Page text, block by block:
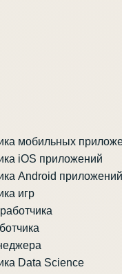
мобильных
iOS приложений
Android приложений
игр
Data Science